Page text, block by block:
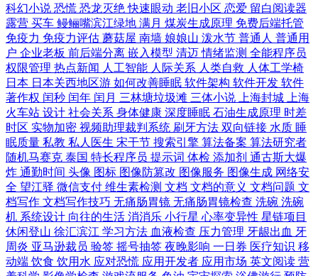
科幻小说 恐慌 恐龙灭绝快速眼动 老旧小区 恋爱 留白阅读器
露营 买车 鳗鲡嘴滨江绿地 满月 煤炭生成原理 免费后端托管
免疫力 免疫力评估 蘑菇屋 南墙 娘娘山 泼水节 普通人 普通用
户 企业老板 前后端分离 嵌入模型 清迈情绪监测 全能程序员
权限管理 热点新闻 人工智能 人际关系 人类自救 人体工学椅
日本 日本关西地区游 如何改善睡眠 软件架构 软件开发 软件
著作权 闰秒 闰年 闰月 三林塘垃圾滩 三体小说 上海封城
上海
火车站 设计 社会关系 身体健康 深度睡眠 石油生成原理 时差
时区 实物加密 视频助理裁判系统 刷牙方法 双向链接 水质 睡
眠质量 私教 私人医生 宋干节 搜索引擎 算法备案 算法研究者
随机马赛克 泰国 特长程序员 提示词 体检 添加剂 通古斯大爆
炸 通勤时间 头像 图标 图像防篡改 图像服务 图像生成 网络安
全 望江驿 微信支付 维生素检测 文档 文档的意义 文档问题 文
档写作 文档写作技巧 无痛肠胃镜 无痛肠胃镜检查 洗碗 洗碗
机 系统设计 向往的生活 消消乐 小行星 心率变异性 星链项目
休闲登山 徐汇滨江 学习方法 血液检查 压力管理 牙龈出血 牙
周炎 亚马逊裁员 验签 摇号抽签 夜晚影响 一日券 医疗知识 移
动端 饮食 饮用水 应对恐慌 应用开发者 应用市场 英文阅读 营